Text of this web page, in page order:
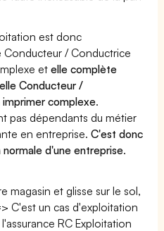
est donc
/ Conductrice
etelle complète
Conducteur /
complexe.
pas dépendants du métier
en entreprise.C'est donc
d'une entreprise.
magasin et glisse sur le sol,
C'est un cas d'exploitation
RC Exploitation